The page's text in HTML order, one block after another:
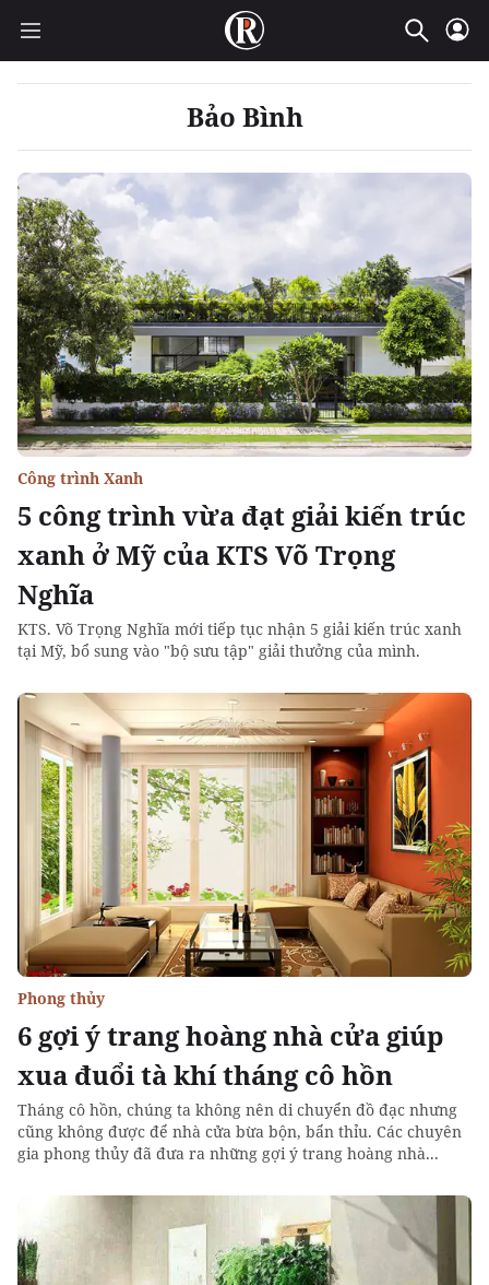
Bảo Bình
5 công trình vừa đạt giải kiến trúc
xanh ở Mỹ của KTS Võ Trọng
Nghĩa
Công trình Xanh
KTS. Võ Trọng Nghĩa mới tiếp tục nhận 5 giải kiến trúc xanh
tại Mỹ, bổ sung vào "bộ sưu tập" giải thưởng của mình.
6 gợi ý trang hoàng nhà cửa giúp
xua đuổi tà khí tháng cô hồn
Phong thủy
Tháng cô hồn, chúng ta không nên di chuyển đồ đạc nhưng
cũng không được để nhà cửa bừa bộn, bẩn thỉu. Các chuyên
gia phong thủy đã đưa ra những gợi ý trang hoàng nhà...